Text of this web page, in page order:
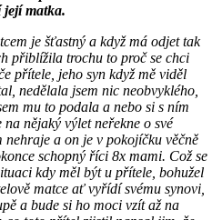
její matka.
je šťastný a když má odjet tak
přiblížila trochu to proč se chci
přítele, jeho syn když mě viděl
nedělala jsem nic neobvyklého,
mu to podala a nebo si s ním
nějaký výlet neřekne o své
nehraje a on je v pokojíčku věčně
schopný říci 8x mami. Což se
kdy měl být u přítele, bohužel
matce ať vyřídí svému synovi,
a bude si ho moci vzít až na